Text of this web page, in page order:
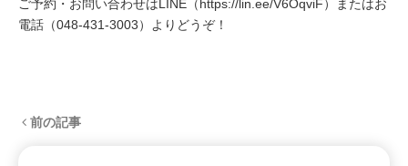
ご予約・お問い合わせはLINE（https://lin.ee/V6OqviF）またはお
電話（048-431-3003）よりどうぞ！
前の記事